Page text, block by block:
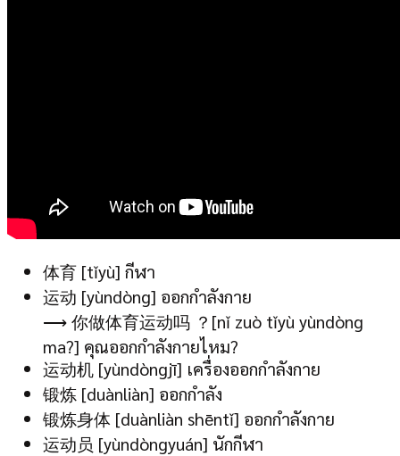
体育 [tǐyù] กีฬา
运动 [yùndòng] ออกกำลังกาย
⟶ 你做体育运动吗 ？[nǐ zuò tǐyù yùndòng
ma?] คุณออกกำลังกายไหม?
运动机 [yùndòngjī] เครื่องออกกำลังกาย
锻炼 [duànliàn] ออกกำลัง
锻炼身体 [duànliàn shēntǐ] ออกกำลังกาย
运动员 [yùndòngyuán] นักกีฬา